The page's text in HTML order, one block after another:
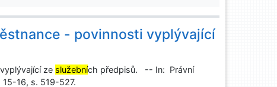
- povinnosti vyplývající
vyplývající ze služebních předpisů. -- In: Právní
16, s. 519-527.